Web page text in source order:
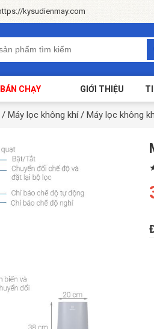
kysudienmay.com
CHẠY GIỚI THIỆU
/ Máy lọc không khí/ Máy lọc không